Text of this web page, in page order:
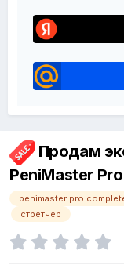
Продам
PeniMaster
penimaster pro
стретчер